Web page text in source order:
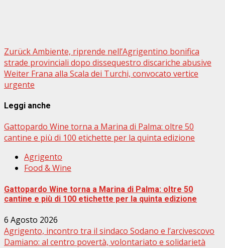
Beitragsnavigation
ZurückAmbiente, riprende nell’Agrigentino bonifica
strade provinciali dopo dissequestro discariche abusive
Weiter Frana alla Scala dei Turchi, convocato vertice
urgente
Leggi anche
Gattopardo Wine torna a Marina di Palma: oltre 50
cantine e più di 100 etichette per la quinta edizione
Agrigento
Food & Wine
Gattopardo Wine torna a Marina di Palma: oltre 50
cantine e più di 100 etichette per la quinta edizione
6 Agosto 2026
Agrigento, incontro tra il sindaco Sodano e l’arcivescovo
Damiano: al centro povertà, volontariato e solidarietà